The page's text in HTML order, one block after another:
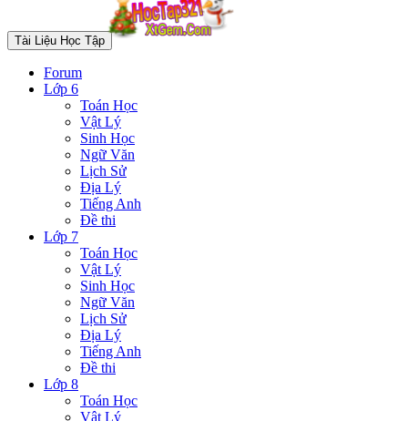
Tài Liệu Học Tập
Forum
Lớp 6
Toán Học
Vật Lý
Sinh Học
Ngữ Văn
Lịch Sử
Địa Lý
Tiếng Anh
Đề thi
Lớp 7
Toán Học
Vật Lý
Sinh Học
Ngữ Văn
Lịch Sử
Địa Lý
Tiếng Anh
Đề thi
Lớp 8
Toán Học
Vật Lý